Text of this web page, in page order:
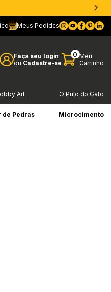
Meus Pedidos
Faça seu login
ou Cadastre-se
0 Meu
Carrinho
Art O Pulo do Gato
de Pedras Microcimento